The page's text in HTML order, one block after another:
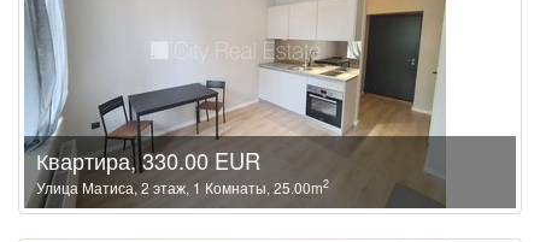
Квартира, 330.00 EUR
Улица Матиса, 2 этаж, 1 Комнаты, 25.00m2